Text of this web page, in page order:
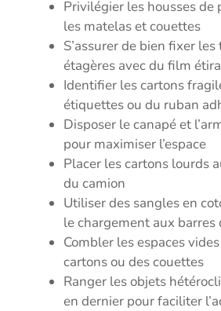
Privilégier les housses de
les matelas et couettes
S’assurer de bien fixer
étagères avec du film
Identifier les cartons
étiquettes ou du ruban
Disposer le canapé et
pour maximiser l’espace
Placer les cartons lourds
du camion
Utiliser des sangles en
le chargement aux barres
Combler les espaces
cartons ou des couettes
Ranger les objets
en dernier pour faciliter